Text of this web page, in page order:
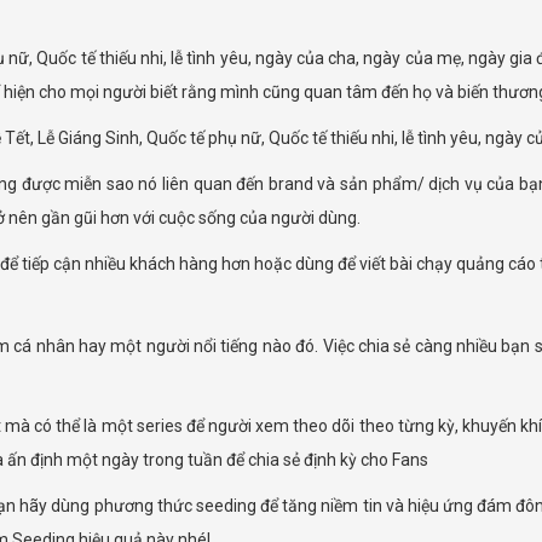
Quốc tế thiếu nhi, lễ tình yêu, ngày của cha, ngày của mẹ, ngày
cho mọi người biết rằng mình cũng quan tâm đến họ và biến
Lễ Giáng Sinh, Quốc tế phụ nữ, Quốc tế thiếu nhi, lễ tình yêu, ngày
được miễn sao nó liên quan đến brand và sản phẩm/ dịch vụ của
gần gũi hơn với cuộc sống của người dùng.
tiếp cận nhiều khách hàng hơn hoặc dùng để viết bài chạy quảng cáo
cá nhân hay một người nổi tiếng nào đó. Việc chia sẻ càng nhiều
có thể là một series để người xem theo dõi theo từng kỳ, khuyến
định một ngày trong tuần để chia sẻ định kỳ cho Fans
hãy dùng phương thức seeding để tăng niềm tin và hiệu ứng đám